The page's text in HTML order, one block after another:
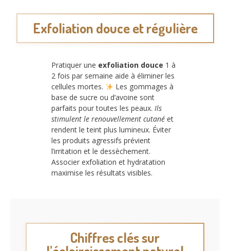
Exfoliation douce et régulière
Pratiquer une exfoliation douce 1 à
2 fois par semaine aide à éliminer les
cellules mortes.
Les gommages à
base de sucre ou d’avoine sont
parfaits pour toutes les peaux. Ils
stimulent le renouvellement cutané et
rendent le teint plus lumineux. Éviter
les produits agressifs prévient
l’irritation et le dessèchement.
Associer exfoliation et hydratation
maximise les résultats visibles.
Chiffres clés sur